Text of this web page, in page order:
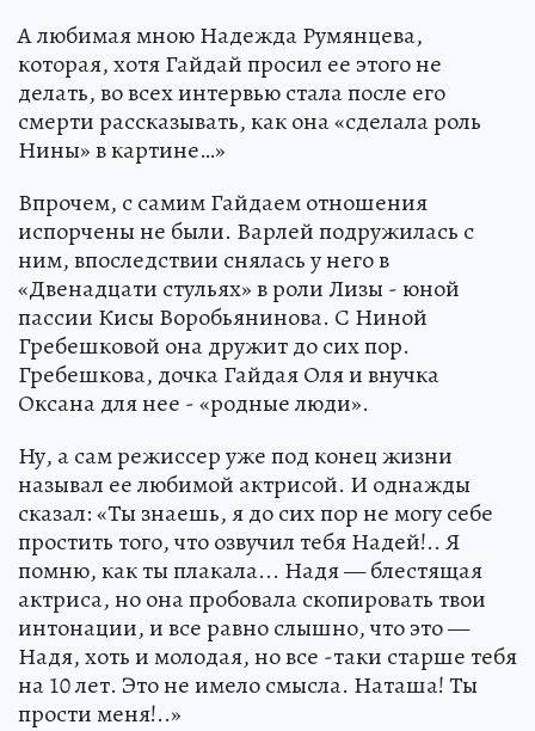
А любимая мною Надежда Румянцева,
которая, хотя Гайдай просил ее этого не
делать, во всех интервью стала после его
смерти рассказывать, как она «сделала роль
Нины» в картине…»
Впрочем, с самим Гайдаем отношения
испорчены не были. Варлей подружилась с
ним, впоследствии снялась у него в
«Двенадцати стульях» в роли Лизы - юной
пассии Кисы Воробьянинова. С Ниной
Гребешковой она дружит до сих пор.
Гребешкова, дочка Гайдая Оля и внучка
Оксана для нее - «родные люди».
Ну, а сам режиссер уже под конец жизни
называл ее любимой актрисой. И однажды
сказал: «Ты знаешь, я до сих пор не могу себе
простить того, что озвучил тебя Надей!.. Я
помню, как ты плакала... Надя — блестящая
актриса, но она пробовала скопировать твои
интонации, и все равно слышно, что это —
Надя, хоть и молодая, но все -таки старше тебя
на 10 лет. Это не имело смысла. Наташа! Ты
прости меня!..»